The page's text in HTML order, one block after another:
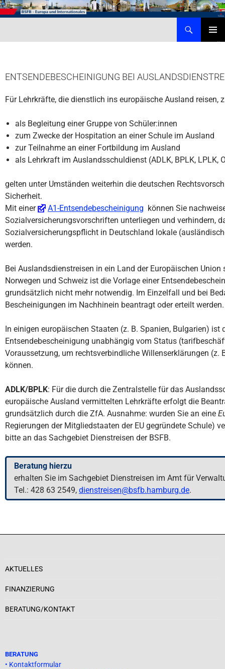
Zum
Inhalt
ENTSENDEBESCHEINIGUNG BEI
Für Lehrkräfte, die dienstlich ins europäische Ausland reisen,
als Begleitung einer Gruppe von Schüler:innen
zum Zwecke der Hospitation an einer Schule im Ausland
zur Teilnahme an einer Fortbildung im Ausland
als Lehrkraft im Auslandsschuldienst (ADLK, BPLK, LPLK,
gelten unter Umständen weiterhin die deutschen
Sicherheit.
Mit einer
A1-Entsendebescheinigung können Sie
Sozialversicherungsvorschriften unterliegen und verhindern,
Sozialversicherungspflicht in Deutschland lokale
werden.
Bei Auslandsdienstreisen in ein Land der Europäischen
Norwegen und Schweiz ist die Vorlage einer
grundsätzlich nicht mehr notwendig. Im Einzelfall und bei
Bescheinigungen im Nachhinein beantragt oder erteilt werden.
In einigen europäischen Staaten (z. B. Spanien, Bulgarien) ist
Entsendebescheinigung unabhängig vom Status
Voraussetzung, um rechtsverbindliche Willenserklärungen (z.
können.
ADLK/BPLK: Für die durch die Zentralstelle für das
europäische Ausland vermittelten Lehrkräfte erfolgt die
grundsätzlich durch die ZfA. Ausnahme: wurden Sie an eine
Regierungen der Mitgliedstaaten der EU gegründete Schule)
bitte an das Sachgebiet Dienstreisen der BSFB.
Beratung hierzu
erhalten Sie im Sachgebiet Dienstreisen im Amt für
Tel.: 428 63 2549, dienstreisen@bsfb.hamburg.de.
AKTUELLES
FINANZIERUNG
BERATUNG/KONTAKT
BERATUNG
• Kontaktformular